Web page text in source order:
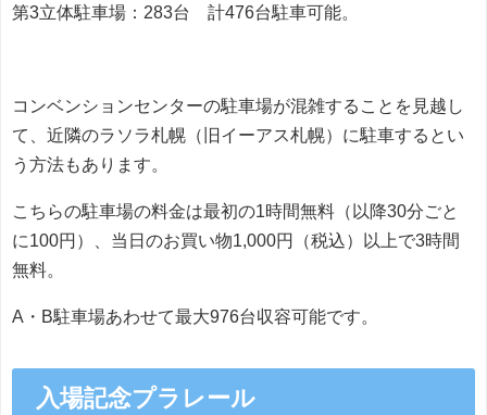
第3立体駐車場：283台 計476台駐車可能。
コンベンションセンターの駐車場が混雑することを見越し
て、近隣のラソラ札幌（旧イーアス札幌）に駐車するとい
う方法もあります。
こちらの駐車場の料金は最初の1時間無料（以降30分ごと
に100円）、当日のお買い物1,000円（税込）以上で3時間
無料。
A・B駐車場あわせて最大976台収容可能です。
入場記念プラレール